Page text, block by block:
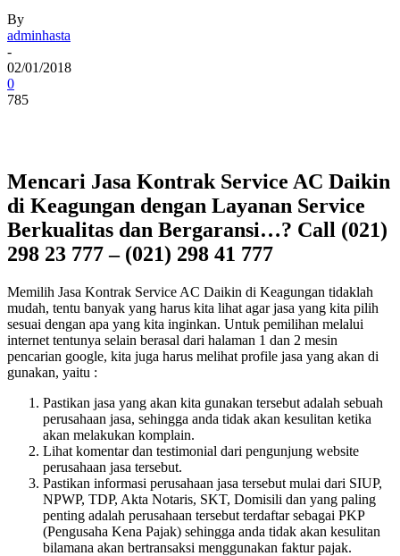
By
adminhasta
-
02/01/2018
0
785
Mencari Jasa Kontrak Service AC Daikin
di Keagungan dengan Layanan Service
Berkualitas dan Bergaransi…? Call (021)
298 23 777 – (021) 298 41 777
Memilih Jasa Kontrak Service AC Daikin di Keagungan tidaklah
mudah, tentu banyak yang harus kita lihat agar jasa yang kita pilih
sesuai dengan apa yang kita inginkan. Untuk pemilihan melalui
internet tentunya selain berasal dari halaman 1 dan 2 mesin
pencarian google, kita juga harus melihat profile jasa yang akan di
gunakan, yaitu :
Pastikan jasa yang akan kita gunakan tersebut adalah sebuah
perusahaan jasa, sehingga anda tidak akan kesulitan ketika
akan melakukan komplain.
Lihat komentar dan testimonial dari pengunjung website
perusahaan jasa tersebut.
Pastikan informasi perusahaan jasa tersebut mulai dari SIUP,
NPWP, TDP, Akta Notaris, SKT, Domisili dan yang paling
penting adalah perusahaan tersebut terdaftar sebagai PKP
(Pengusaha Kena Pajak) sehingga anda tidak akan kesulitan
bilamana akan bertransaksi menggunakan faktur pajak.